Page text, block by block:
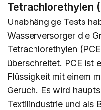
Tetrachlorethylen
Unabhängige Tests
Wasserversorger die
Tetrachlorethylen
überschreitet. PCE ist
Flüssigkeit mit einem
Geruch. Es wird
Textilindustrie und als